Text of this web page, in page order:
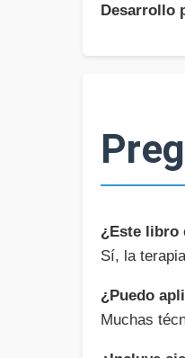
Desarrollo
¿Este libro
Sí, la
¿Puedo
Muchas